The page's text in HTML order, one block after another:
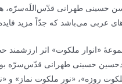
حسینی طهرانی قدّس‌اللَه‌سرّه،
عربی می‌باشد که جدّاً مزید
«انوار ملکوت» اثر ارزشمند
حسینی طهرانی قدّس‌سرّه
روزه»، «نور ملکوت نماز» و